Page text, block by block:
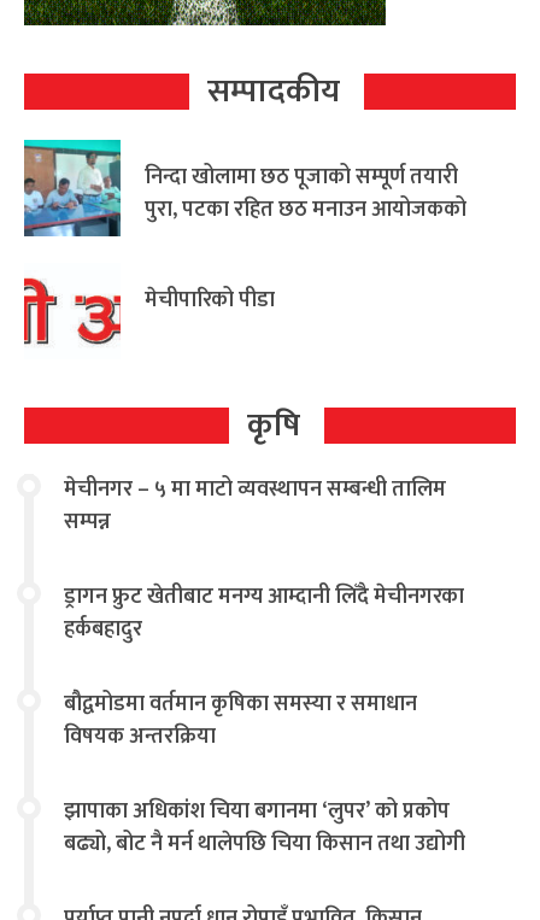
सम्पादकीय
निन्दा खोलामा छठ पूजाको सम्पूर्ण तयारी
पुरा, पटका रहित छठ मनाउन आयोजकको
मेचीपारिको पीडा
कृषि
मेचीनगर – ५ मा माटो व्यवस्थापन सम्बन्धी तालिम
सम्पन्न
ड्रागन फ्रुट खेतीबाट मनग्य आम्दानी लिँदै मेचीनगरका
हर्कबहादुर
बौद्वमोडमा वर्तमान कृषिका समस्या र समाधान
विषयक अन्तरक्रिया
झापाका अधिकांश चिया बगानमा ‘लुपर’ को प्रकोप
बढ्यो, बोट नै मर्न थालेपछि चिया किसान तथा उद्योगी